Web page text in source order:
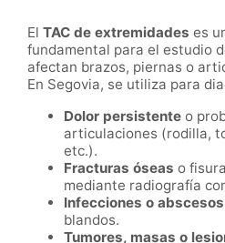
El TAC de extremidades es
fundamental para el estudio
afectan brazos, piernas o
En Segovia, se utiliza para
Dolor persistente o
articulaciones (rodilla,
etc.).
Fracturas óseas o
mediante radiografía
Infecciones o abscesos
blandos.
Tumores, masas o